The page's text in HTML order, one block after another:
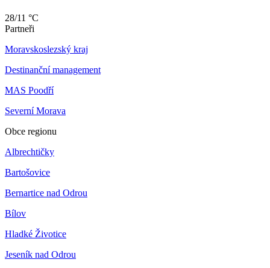
28/11 °C
Partneři
Moravskoslezský kraj
Destinanční management
MAS Poodří
Severní Morava
Obce regionu
Albrechtičky
Bartošovice
Bernartice nad Odrou
Bílov
Hladké Životice
Jeseník nad Odrou